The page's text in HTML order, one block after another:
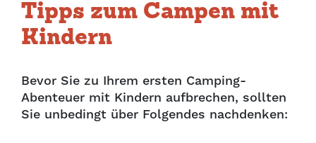
Tipps zum Campen mit
Kindern
Bevor Sie zu Ihrem ersten Camping-
Abenteuer mit Kindern aufbrechen, sollten
Sie unbedingt über Folgendes nachdenken: